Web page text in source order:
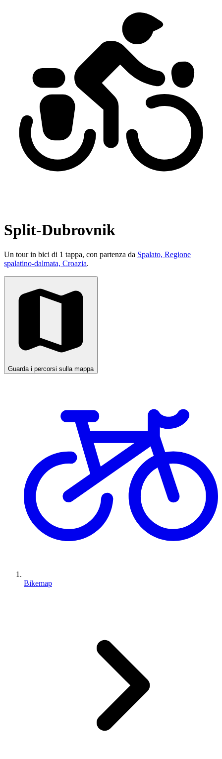
Split-Dubrovnik
Un tour in bici di 1 tappa, con partenza da Spalato, Regione
spalatino-dalmata, Croazia.
Guarda i percorsi sulla mappa
Bikemap